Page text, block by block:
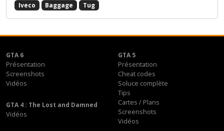
Iveco
Baggage Tug
GTA 6
Présentation
Screenshots
Vidéos
GTA 5
Présentation
Cheat codes
Soluce complète
Tips
Cartes / Plans
Screenshots
Vidéos
GTA 4 : The Lost and Damned
Vidéos